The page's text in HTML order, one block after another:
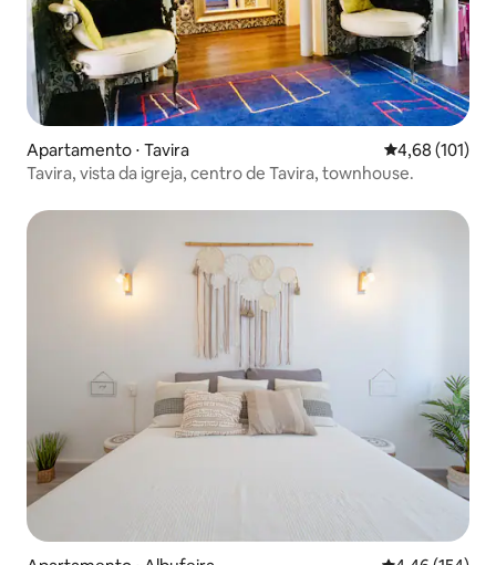
Apartamento ⋅ Tavira 4,68 de uma
4,68 (101)
Tavira, vista da igreja, centro de Tavira, townhouse.